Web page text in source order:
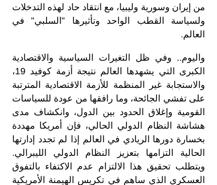
من إيران وسورية وليبيا، مع انتقاد حاد لهذه التدخلات
ولسياسة القطب الواحد وتأثيرها "السلبي" في
العالم.
واليوم.. وفي ظل التغيرات السياسية والاقتصادية
الكبرى التي يشهدها العالم نتيجة أزمة كوفيد 19،
والاستجابة غير المنظمة للأزمة الاقتصادية المترتبة
على تفشي الجائحة، وما رافقها من عودة للسياسات
القومية وإغلاق الحدود بين الدول، وانكشاف مدى
هشاشة النظام الدولي الحالي، فإن أمريكا مهددة
بخسارة دورها الريادي في العالم إذا لم تجدد إدارتها
الحالية التزامها بتعزيز النظام الدولي الليبرالي.
ويتطلب تحقيق هذا الالتزام عدم الاكتفاء بالتفوق
العسكري الذي ساهم في تكريس الهيمنة الأمريكية